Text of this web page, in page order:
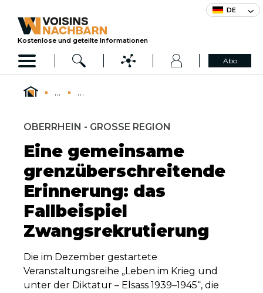
DE
Kostenlose und geteilte Informationen
Abo
... ...
OBERRHEIN - GROSSE REGION
Eine gemeinsame
grenzüberschreitende
Erinnerung: das
Fallbeispiel
Zwangsrekrutierung
Die im Dezember gestartete
Veranstaltungsreihe „Leben im Krieg und
unter der Diktatur – Elsass 1939–1945“, die